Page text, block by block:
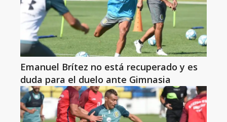
Emanuel Brítez no está recuperado y es
duda para el duelo ante Gimnasia